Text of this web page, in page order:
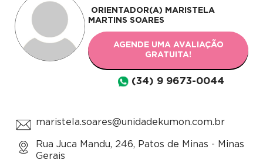
ORIENTADOR(A) MARISTELA
MARTINS SOARES
AGENDE UMA AVALIAÇÃO
GRATUITA!
(34) 9 9673-0044
maristela.soares@unidadekumon.com.br
Rua Juca Mandu, 246, Patos de Minas - Minas
Gerais